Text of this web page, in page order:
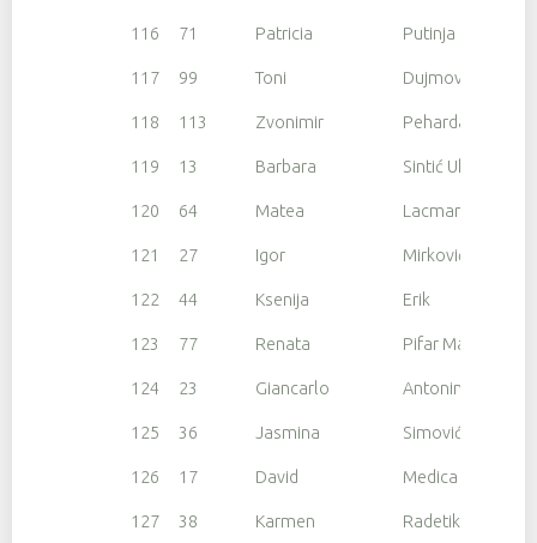
116 71 Patricia Putinja
117 99 Toni Dujmović
118 113 Zvonimir Peharda
119 13 Barbara Sintić Uhač
120 64 Matea Lacmanovic
121 27 Igor Mirković
122 44 Ksenija Erik
123 77 Renata Pifar Macuka
124 23 Giancarlo Antonini
125 36 Jasmina Simović Medica
126 17 David Medica
127 38 Karmen Radetikio